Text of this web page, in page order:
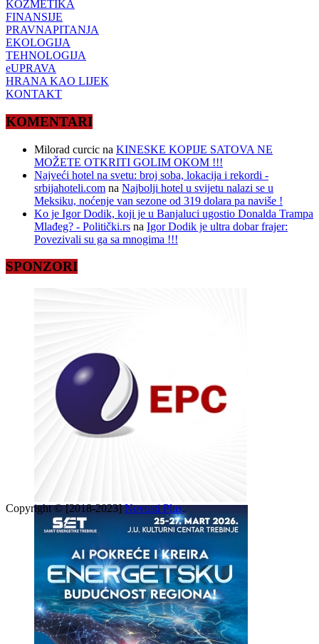
KOZMETIKA
FINANSIJE
PRAVNAPITANJA
EKOLOGIJA
TEHNOLOGIJA
eUPRAVA
HRANA KAO LIJEK
KONTAKT
KOMENTARI
Milorad curcic na KINESKE KOPIJE SATOVA NE
MOŽETE OTKRITI GOLIM OKOM !!!
Najveći hotel na svetu: broj soba, lokacija i rekordi -
srbijahoteli.com na Najbolji hotel u svijetu nalazi se u
Meksiku, noćenje van sezone od 319 dolara pa naviše !
Ko je Igor Dodik, koji je u Banjaluci ugostio Donalda Trampa
Mlađeg? - Politički.rs na Igor Dodik je ultra dobar frajer:
Povezivali su ga sa mnogima !!!
SPONZORI
Copyright © [2018-2023]Novosti Plus.